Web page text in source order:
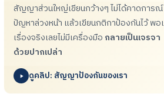
สัญญาส่วนใหญ่เขียนกว้างๆไม่ได้คาดการณ์
ปัญหาล่วงหน้า แล้วเขียนกติกาป้องกันไว้ พอ
เรื่องจริงเลยไม่มีเครื่องมือ กลายเป็นเจรจา
ด้วยปากเปล่า
ดูคลิป: สัญญาป้องกันของเรา